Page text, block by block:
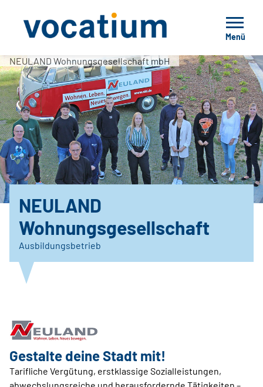
Menü
NEULAND Wohnungsgesellschaft mbH
NEULAND
Wohnungsgesellschaft
Ausbildungsbetrieb
Gestalte deine Stadt mit!
Tarifliche Vergütung, erstklassige Sozialleistungen,
abwechslungsreiche und herausfordernde Tätigkeiten –